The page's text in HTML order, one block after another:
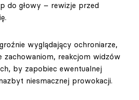
do głowy – rewizje przed
wyglądający ochroniarze,
zachowaniom, reakcjom widzów
by zapobiec ewentualnej
niesmacznej prowokacji.